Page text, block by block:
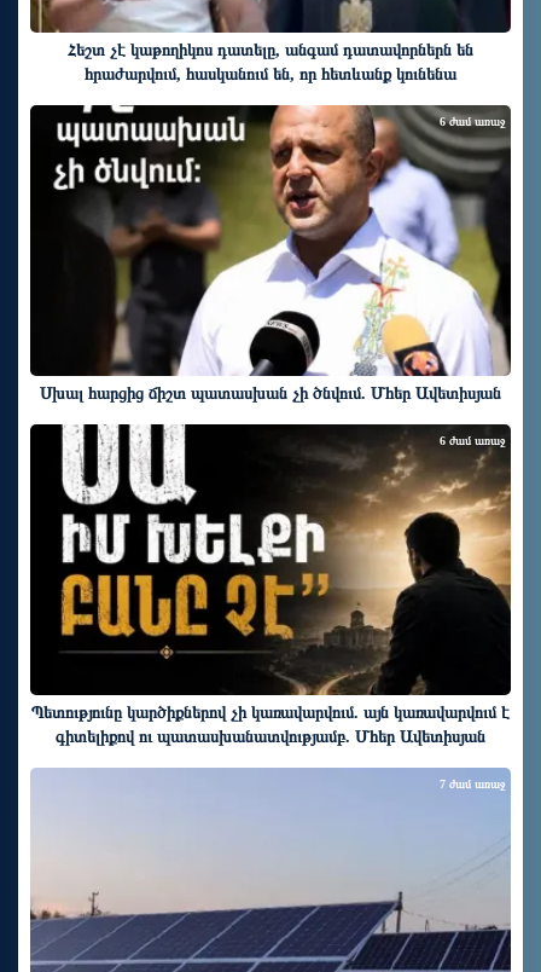
Հեշտ չէ կաթողիկոս դատելը, անգամ դատավորներն են
հրաժարվում, հասկանում են, որ հետևանք կունենա
Սխալ հարցից ճիշտ պատասխան չի ծնվում. Մհեր Ավետիսյան
6 ժամ առաջ
Պետությունը կարծիքներով չի կառավարվում. այն կառավարվում է
գիտելիքով ու պատասխանատվությամբ. Մհեր Ավետիսյան
6 ժամ առաջ
7 ժամ առաջ